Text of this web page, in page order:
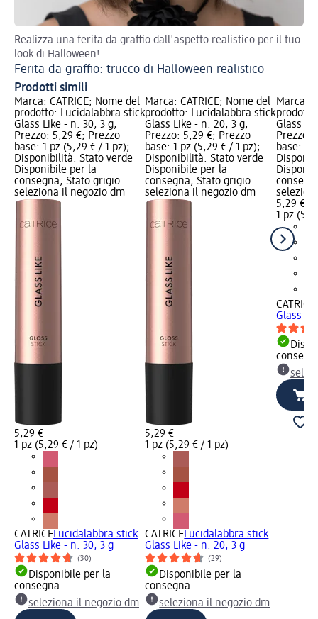
Realizza una ferita da graffio dall'aspetto realistico per il tuo
look di Halloween!
Ferita da graffio: trucco di Halloween realistico
Prodotti simili
Marca: CATRICE; Nome del
prodotto: Lucidalabbra stick
Glass Like - n. 30, 3 g;
Prezzo: 5,29 €; Prezzo
base: 1 pz (5,29 € / 1 pz);
Disponibilità: Stato verde
Disponibile per la
consegna, Stato grigio
seleziona il negozio dm
5,29 €
1 pz (5,29 € / 1 pz)
CATRICELucidalabbra stick
Glass Like - n. 30, 3 g
(30)
Disponibile per la
consegna
seleziona il negozio dm
Marca: CATRICE; Nome del
prodotto: Lucidalabbra stick
Glass Like - n. 20, 3 g;
Prezzo: 5,29 €; Prezzo
base: 1 pz (5,29 € / 1 pz);
Disponibilità: Stato verde
Disponibile per la
consegna, Stato grigio
seleziona il negozio dm
5,29 €
1 pz (5,29 € / 1 pz)
CATRICELucidalabbra stick
Glass Like - n. 20, 3 g
(29)
Disponibile per la
consegna
seleziona il negozio dm
Marca:
Glass
Prezzo:
base: 1
5,29 €
1 pz
CATRICE
Glass